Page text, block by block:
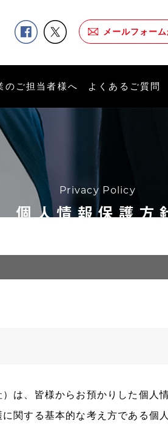
メールフォー
のご担当者様へ よくあるご質問
Privacy Policy
個人情報保護方
は、皆様からお預かりした個人
関する基本的な考え方である個